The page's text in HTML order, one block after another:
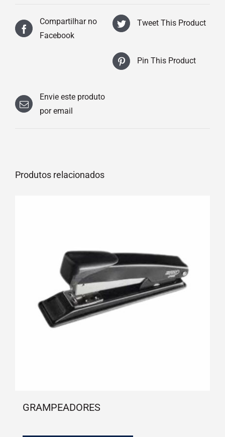
Compartilhar no
Facebook
Tweet This Product
Pin This Product
Envie este produto
por email
Produtos relacionados
GRAMPEADORES